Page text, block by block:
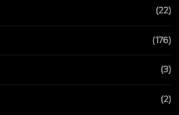
(22)
(176)
(3)
(2)